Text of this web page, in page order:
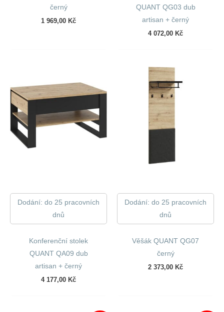
černý
1 969,00 Kč
QUANT QG03 dub
artisan + černý
4 072,00 Kč
Dodání: do 25 pracovních
dnů
Konferenční stolek
QUANT QA09 dub
artisan + černý
4 177,00 Kč
Dodání: do 25 pracovních
dnů
Věšák QUANT QG07
černý
2 373,00 Kč